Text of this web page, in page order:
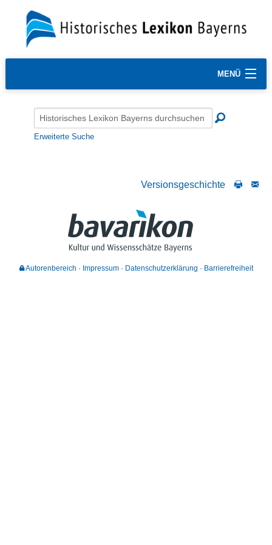
MENÜ
Erweiterte Suche
Versionsgeschichte
Autorenbereich Impressum Datenschutzerklärung Barrierefreiheit